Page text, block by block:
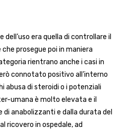
era quella di controllare il
prosegue poi in maniera
rientrano anche i casi in
connotato positivo all’interno
abusa di steroidi o i potenziali
umana è molto elevata e il
anabolizzanti e dalla durata del
ricovero in ospedale, ad